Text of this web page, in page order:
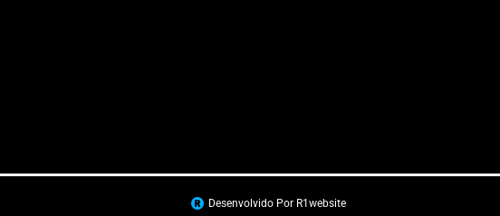
Desenvolvido Por R1website